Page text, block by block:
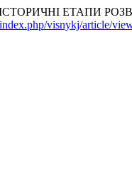
“ІСТОРИЧНІ ЕТАПИ
visnykj/article/